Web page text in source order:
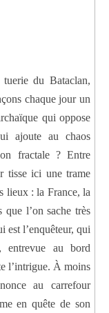
du Bataclan,
chaque jour un
qui oppose
ajoute au chaos
fractale ? Entre
tisse ici une trame
lieux : la France, la
l’on sache très
est l’enquêteur, qui
entrevue au bord
l’intrigue. À moins
au carrefour
en quête de son